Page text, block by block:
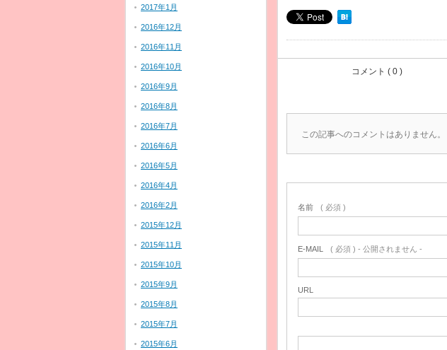
コメント ( 0 )
この記事へのコメントはありません。
名前 ( 必須 )
E-MAIL ( 必須 ) - 公開されません -
URL
2017年1月
2016年12月
2016年11月
2016年10月
2016年9月
2016年8月
2016年7月
2016年6月
2016年5月
2016年4月
2016年2月
2015年12月
2015年11月
2015年10月
2015年9月
2015年8月
2015年7月
2015年6月